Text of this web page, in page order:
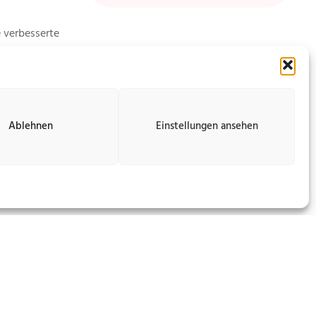
Ablehnen Einstellungen ansehen